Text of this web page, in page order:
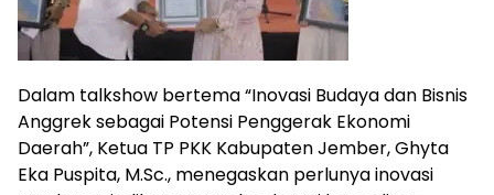
Dalam talkshow bertema “Inovasi Budaya dan Bisnis
Anggrek sebagai Potensi Penggerak Ekonomi
Daerah”, Ketua TP PKK Kabupaten Jember, Ghyta
Eka Puspita, M.Sc., menegaskan perlunya inovasi